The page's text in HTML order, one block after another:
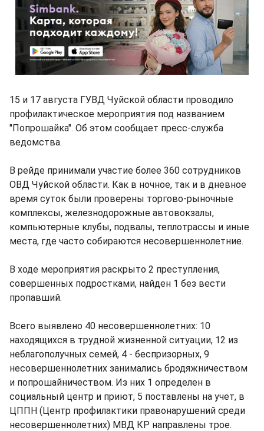
15 и 17 августа ГУВД Чуйской области проводило
профилактическое мероприятия под названием
"Попрошайка". Об этом сообщает пресс-служба
ведомства.
В рейде принимали участие более 360 сотрудников
ОВД Чуйской области. Как в ночное, так и в дневное
время суток были проверены торгово-рыночные
комплексы, железнодорожные автовокзалы,
компьютерные клубы, подвалы, теплотрассы и иные
места, где часто собираются несовершеннолетние.
В ходе мероприятия раскрыто 2 преступления,
совершенных подростками, найден 1 без вести
пропавший.
Всего выявлено 40 несовершеннолетних: 10
находящихся в трудной жизненной ситуации, 12 из
неблагополучных семей, 4 - беспризорных, 9
несовершеннолетних занимались бродяжничеством
и попрошайничеством. Из них 1 определен в
социальный центр и приют, 5 поставлены на учет, в
ЦППН (Центр профилактики правонарушений среди
несовершеннолетних) МВД КР направлены трое.